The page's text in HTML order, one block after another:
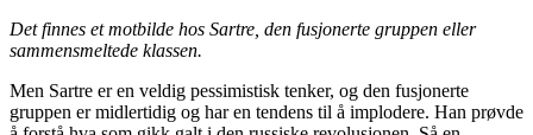
Det finnes et motbilde hos Sartre, den fusjonerte gruppen eller
sammensmeltede klassen.
Men Sartre er en veldig pessimistisk tenker, og den fusjonerte
gruppen er midlertidig og har en tendens til å implodere. Han prøvde